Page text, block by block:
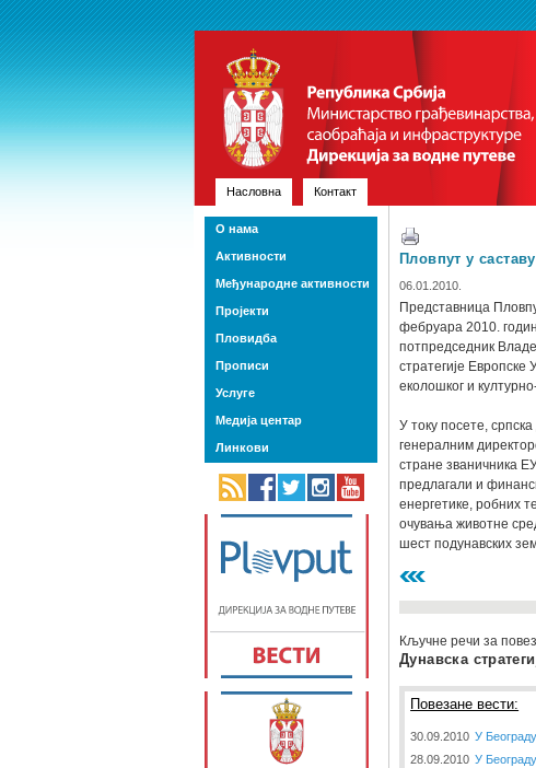
Насловна Контакт
Пловпут у
06.01.2010.
Представница
фебруара 2010.
потпредседник
стратегије Европске
еколошког и
У току посете,
генералним
стране званичника
предлагали и
енергетике, робних
очувања животне
шест подунавских
Кључне речи за
Дунавска
Повезане вести:
30.09.2010 У
28.09.2010 У
О нама
Активности
Међународне активности
Пројекти
Пловидба
Прописи
Услуге
Медија центар
Линкови